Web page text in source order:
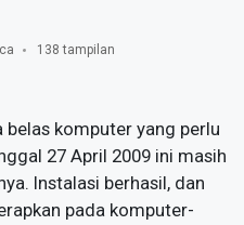
138 tampilan
komputer yang perlu
27 April 2009 ini masih
Instalasi berhasil, dan
pada komputer-